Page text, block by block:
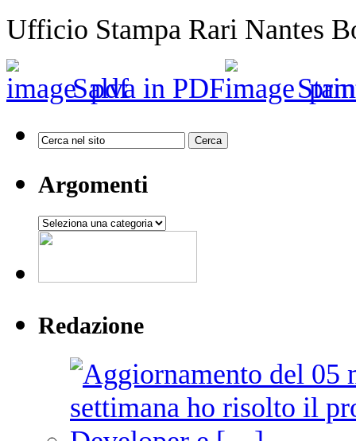
Ufficio Stampa Rari Nantes
Salva in PDF
Argomenti
Argomenti
Redazione